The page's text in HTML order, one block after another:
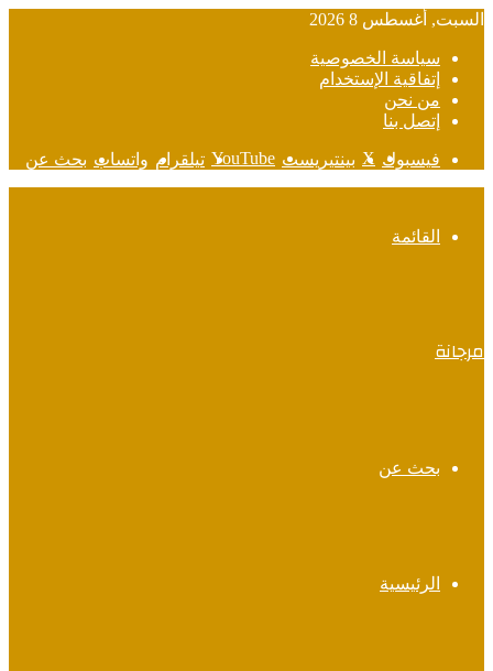
السبت, أغسطس 8 2026
سياسة الخصوصية
إتفاقية الإستخدام
من نحن
إتصل بنا
فيسبوك ‫X بينتيريست ‫YouTube تيلقرام واتساب بحث عن
القائمة
مرجانة
بحث عن
الرئيسية